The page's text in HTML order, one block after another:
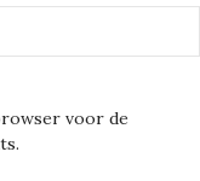
voor de